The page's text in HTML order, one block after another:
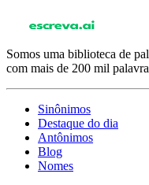
Somos uma biblioteca de
com mais de 200 mil
Sinônimos
Destaque do dia
Antônimos
Blog
Nomes